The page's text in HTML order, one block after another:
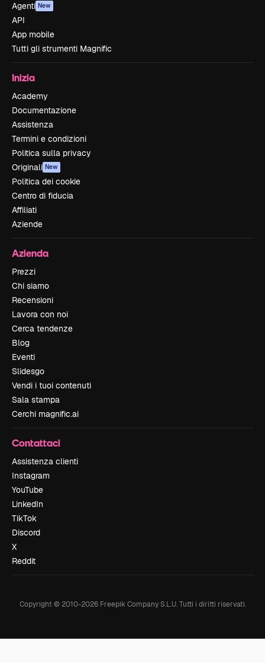
Agenti New
API
App mobile
Tutti gli strumenti Magnific
Inizia
Academy
Documentazione
Assistenza
Termini e condizioni
Politica sulla privacy
Originali New
Politica dei cookie
Centro di fiducia
Affiliati
Aziende
Azienda
Prezzi
Chi siamo
Recensioni
Lavora con noi
Cerca tendenze
Blog
Eventi
Slidesgo
Vendi i tuoi contenuti
Sala stampa
Cerchi magnific.ai
Contattaci
Assistenza clienti
Instagram
YouTube
LinkedIn
TikTok
Discord
X
Reddit
Copyright © 2010-2026Freepik Company S.L.U. Tutti i diritti riservati.